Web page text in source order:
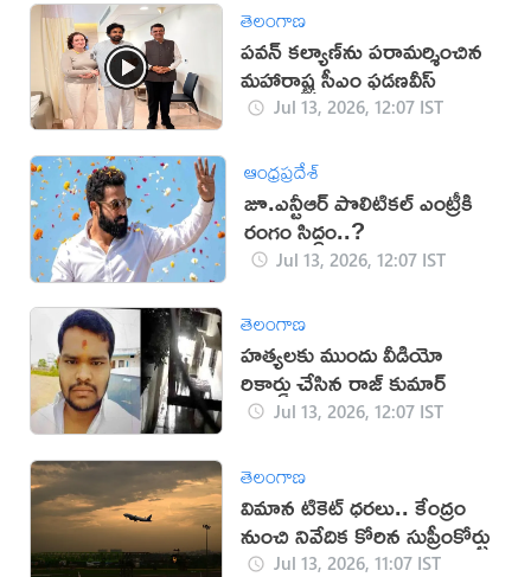
తెలంగాణ
పవన్ కల్యాణ్‌ను పరామర్శించిన
మహారాష్ట్ర సీఎం ఫడణవీస్
Jul 13, 2026, 12:07 IST
ఆంధ్రప్రదేశ్
జూ.ఎన్టీఆర్‌ పొలిటికల్‌ ఎంట్రీకి
రంగం సిద్ధం..?
Jul 13, 2026, 12:07 IST
తెలంగాణ
హత్యలకు ముందు వీడియో
రికార్డు చేసిన రాజ్ కుమార్
Jul 13, 2026, 12:07 IST
తెలంగాణ
విమాన టికెట్‌ ధరలు.. కేంద్రం
నుంచి నివేదిక కోరిన సుప్రీంకోర్టు
Jul 13, 2026, 11:07 IST